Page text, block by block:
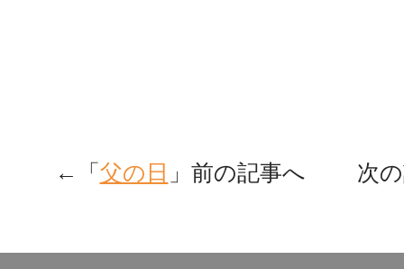
←「 父の日 」前の記事へ 次の